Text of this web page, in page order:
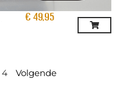
€ 49,95
4 Volgende